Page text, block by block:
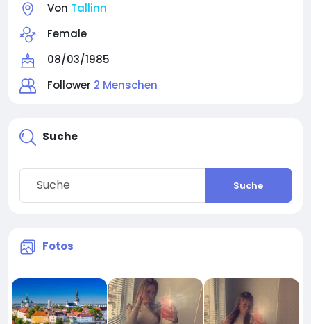
Von Tallinn
Female
08/03/1985
Follower 2 Menschen
Suche
Suche
Fotos